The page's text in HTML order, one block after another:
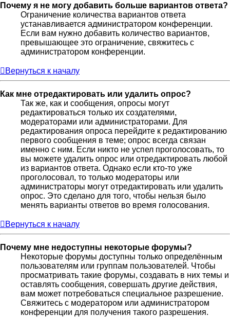
Почему я не могу добавить больше вариантов ответа?
Ограничение количества вариантов ответа
устанавливается администратором конференции.
Если вам нужно добавить количество вариантов,
превышающее это ограничение, свяжитесь с
администратором конференции.
Вернуться к началу
Как мне отредактировать или удалить опрос?
Так же, как и сообщения, опросы могут
редактироваться только их создателями,
модераторами или администраторами. Для
редактирования опроса перейдите к редактированию
первого сообщения в теме; опрос всегда связан
именно с ним. Если никто не успел проголосовать, то
вы можете удалить опрос или отредактировать любой
из вариантов ответа. Однако если кто-то уже
проголосовал, то только модераторы или
администраторы могут отредактировать или удалить
опрос. Это сделано для того, чтобы нельзя было
менять варианты ответов во время голосования.
Вернуться к началу
Почему мне недоступны некоторые форумы?
Некоторые форумы доступны только определённым
пользователям или группам пользователей. Чтобы
просматривать такие форумы, создавать в них темы и
оставлять сообщения, совершать другие действия,
вам может потребоваться специальное разрешение.
Свяжитесь с модератором или администратором
конференции для получения такого разрешения.